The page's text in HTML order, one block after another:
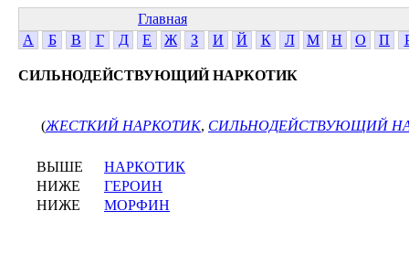
Главная
А
Б В Г Д Е Ж З И Й К Л М Н О П
СИЛЬНОДЕЙСТВУЮЩИЙ НАРКОТИК
(ЖЕСТКИЙ НАРКОТИК, СИЛЬНОДЕЙСТВУЮЩИЙ
ВЫШЕ
НАРКОТИК
НИЖЕ
ГЕРОИН
НИЖЕ
МОРФИН